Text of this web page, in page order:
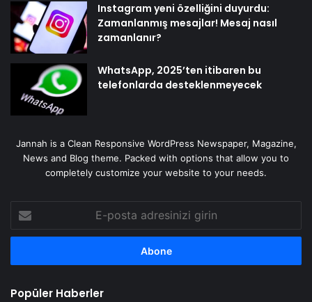
Instagram yeni özelliğini duyurdu:
Zamanlanmış mesajlar! Mesaj nasıl
zamanlanır?
WhatsApp, 2025’ten itibaren bu
telefonlarda desteklenmeyecek
Jannah is a Clean Responsive WordPress Newspaper, Magazine,
News and Blog theme. Packed with options that allow you to
completely customize your website to your needs.
posta
adresinizi
Popüler Haberler